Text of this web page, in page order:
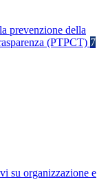
prevenzione della
(PTPCT) 7
su organizzazione e